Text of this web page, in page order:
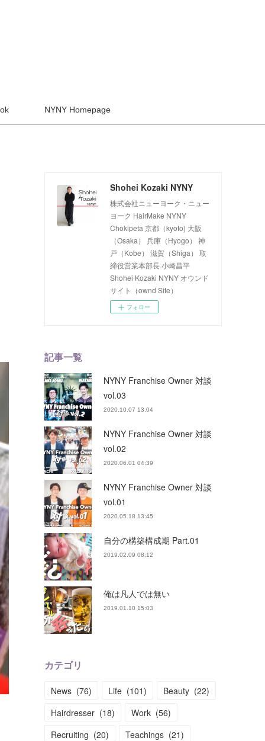
NYNY Homepage
Shohei Kozaki NYNY
株式会社ニューヨーク・ニュー
ヨーク HairMake NYNY
Chokipeta 京都（kyoto) 大阪
（Osaka） 兵庫（Hyogo） 神
戸（Kobe） 滋賀（Shiga） 取
締役営業本部長 小崎昌平
Shohei Kozaki NYNY オウンド
サイト（ownd Site）
フォロー
記事一覧
NYNY Franchise Owner 対談
vol.03
2020.10.07 13:04
NYNY Franchise Owner 対談
vol.02
2020.06.01 04:39
NYNY Franchise Owner 対談
vol.01
2020.05.18 13:45
自分の構築構成期 Part.01
2019.02.09 08:12
俺は凡人では無い
2019.01.10 15:03
カテゴリ
News (76) Life (101) Beauty (22)
Hairdresser (18) Work (56)
Recruiting (20) Teachings (21)